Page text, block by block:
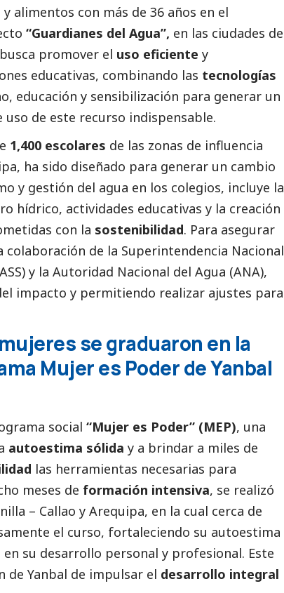
alimentos con más de 36 años en el
“Guardianes del Agua”, en las ciudades de
promover el uso eficiente y
educativas, combinando las tecnologías
educación y sensibilización para generar un
de este recurso indispensable.
1,400 escolares de las zonas de influencia
ha sido diseñado para generar un cambio
y gestión del agua en los colegios, incluye la
hídrico, actividades educativas y la creación
con la sostenibilidad. Para asegurar
de la Superintendencia Nacional
y la Autoridad Nacional del Agua (ANA),
impacto y permitiendo realizar ajustes para
se graduaron en la
Mujer es Poder de Yanbal
social “Mujer es Poder” (MEP), una
autoestima sólida y a brindar a miles de
las herramientas necesarias para
meses de formación intensiva, se realizó
– Callao y Arequipa, en la cual cerca de
el curso, fortaleciendo su autoestima
su desarrollo personal y profesional. Este
de Yanbal de impulsar el desarrollo integral